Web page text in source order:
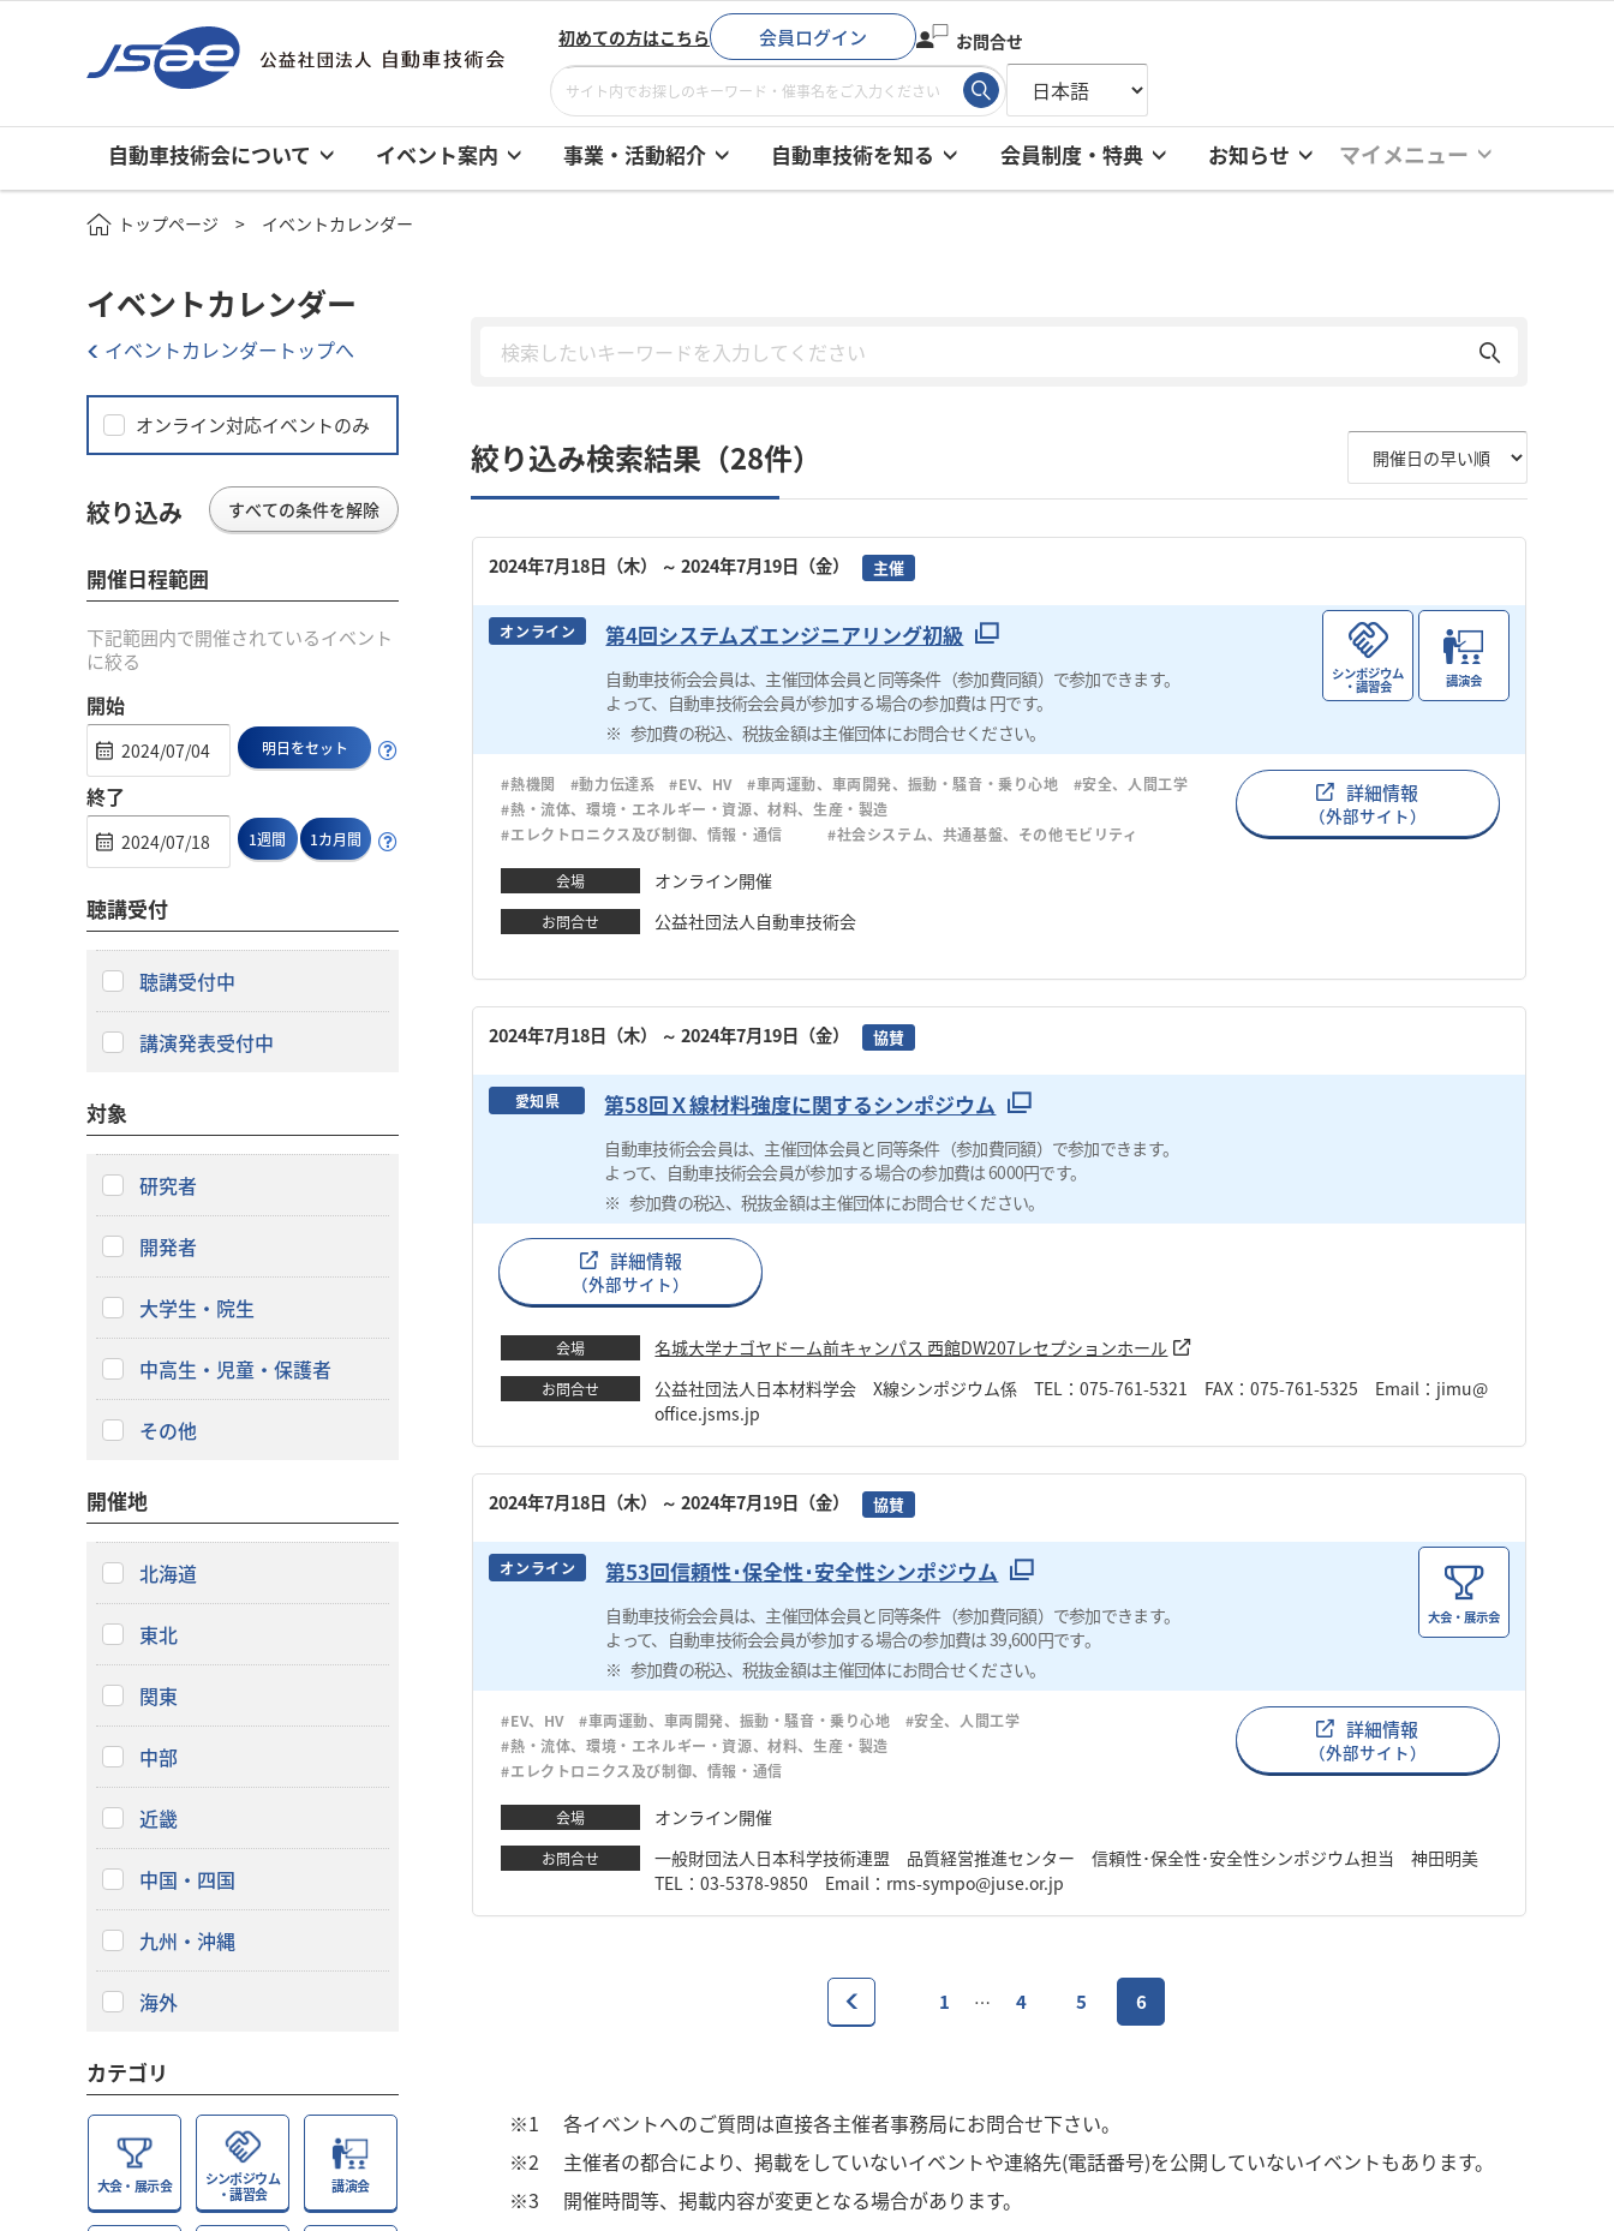
初めての方はこちら 会員ログイン お問合せ
自動車技術会について イベント案内 事業・活動紹介 自動車技術を知る 会員制度・特典 お知らせ マイメニュー
トップページ イベントカレンダー
絞り込み検索結果（28件）
2024年7月18日（木） ～ 2024年7月19日（金） 主催
オンライン 第4回システムズエンジニアリング初級
自動車技術会会員は、主催団体会員と同等条件（参加費同額）で参加できます。
よって、自動車技術会会員が参加する場合の参加費は 円です。
参加費の税込、税抜金額は主催団体にお問合せください。
シンポジウム
・講習会 講演会
#熱機関 #動力伝達系 #EV、HV #車両運動、車両開発、振動・騒音・乗り心地
#安全、人間工学
#熱・流体、環境・エネルギー・資源、材料、生産・製造
#エレクトロニクス及び制御、情報・通信
#社会システム、共通基盤、その他モビリティ
詳細情報
（外部サイト）
会場 オンライン開催
お問合せ 公益社団法人自動車技術会
2024年7月18日（木） ～ 2024年7月19日（金） 協賛
愛知県 第58回Ｘ線材料強度に関するシンポジウム
自動車技術会会員は、主催団体会員と同等条件（参加費同額）で参加できます。
よって、自動車技術会会員が参加する場合の参加費は 6000円です。
参加費の税込、税抜金額は主催団体にお問合せください。
詳細情報
（外部サイト）
会場 名城大学ナゴヤドーム前キャンパス 西館DW207レセプションホール
お問合せ
公益社団法人日本材料学会 X線シンポジウム係 TEL：075-761-5321 FAX：075-761-5325 Email：jimu@
office.jsms.jp
2024年7月18日（木） ～ 2024年7月19日（金） 協賛
オンライン 第53回信頼性･保全性･安全性シンポジウム
自動車技術会会員は、主催団体会員と同等条件（参加費同額）で参加できます。
よって、自動車技術会会員が参加する場合の参加費は 39,600円です。
参加費の税込、税抜金額は主催団体にお問合せください。
大会・展示会
#EV、HV #車両運動、車両開発、振動・騒音・乗り心地
#安全、人間工学
#熱・流体、環境・エネルギー・資源、材料、生産・製造
#エレクトロニクス及び制御、情報・通信
詳細情報
（外部サイト）
会場 オンライン開催
お問合せ
一般財団法人日本科学技術連盟 品質経営推進センター 信頼性･保全性･安全性シンポジウム担当 神田明美
TEL：03-5378-9850 Email：rms-sympo@juse.or.jp
1 … 4 5 6
※1
各イベントへのご質問は直接各主催者事務局にお問合せ下さい。
※2
主催者の都合により、掲載をしていないイベントや連絡先(電話番号)を公開していないイベントもあります。
※3
開催時間等、掲載内容が変更となる場合があります。
イベントカレンダー
イベントカレンダートップへ
オンライン対応イベントのみ
絞り込み すべての条件を解除
開催日程範囲
下記範囲内で開催されているイベント
に絞る
開始
明日をセット
終了
1週間 1カ月間
聴講受付
聴講受付中
講演発表受付中
対象
研究者
開発者
大学生・院生
中高生・児童・保護者
その他
開催地
北海道
東北
関東
中部
近畿
中国・四国
九州・沖縄
海外
カテゴリ
大会・展示会
シンポジウム
・講習会
講演会